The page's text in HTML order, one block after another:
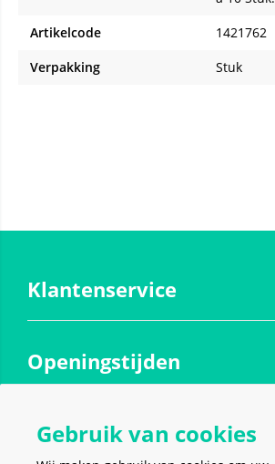
Artikelcode
1421762
Verpakking
Stuk
Klantenservice
Openingstijden
Contact
Gebruik van cookies